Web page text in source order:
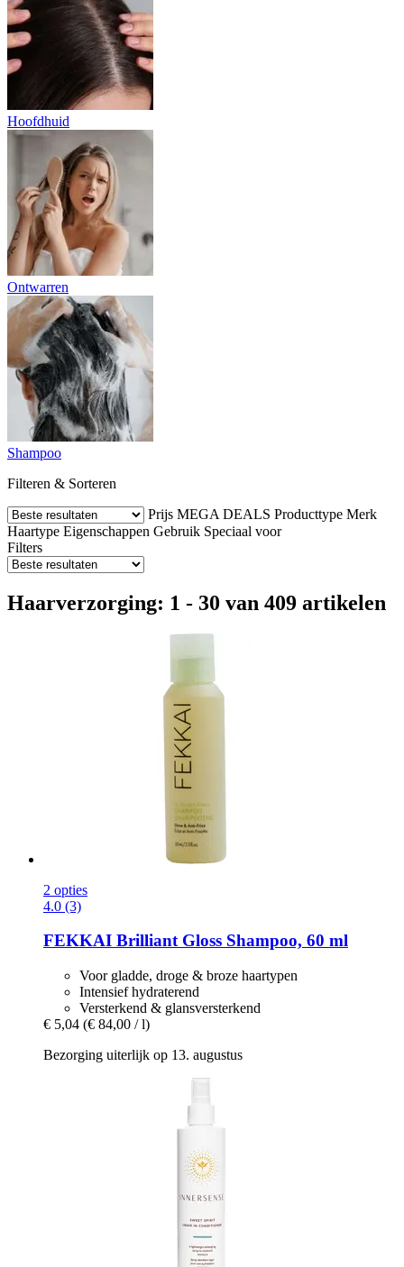
Hoofdhuid
Ontwarren
Shampoo
Filteren & Sorteren
Prijs MEGA DEALS Producttype Merk
Haartype Eigenschappen Gebruik Speciaal voor
Filters
Haarverzorging: 1 - 30 van 409 artikelen
2 opties
4.0 (3)
FEKKAI Brilliant Gloss Shampoo, 60 ml
Voor gladde, droge & broze haartypen
Intensief hydraterend
Versterkend & glansversterkend
€ 5,04 (€ 84,00 / l)
Bezorging uiterlijk op 13. augustus